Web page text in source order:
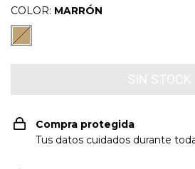
COLOR: MARRÓN
Compra protegida
Tus datos cuidados durante